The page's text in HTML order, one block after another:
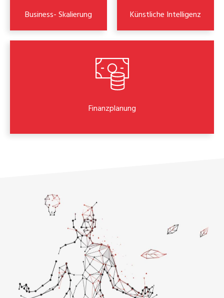
Business- Skalierung Künstliche Intelligenz
Finanzplanung